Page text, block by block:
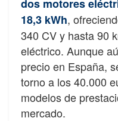
dos motores
18,3 kWh,
340 CV y hasta 90
eléctrico. Aunque
precio en España,
torno a los 40.000
modelos de
mercado.